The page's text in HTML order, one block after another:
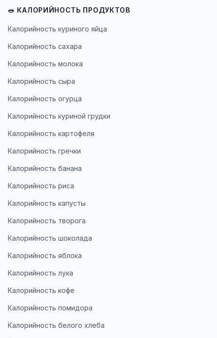
🥗 КАЛОРИЙНОСТЬ ПРОДУКТОВ
Калорийность куриного яйца
Калорийность сахара
Калорийность молока
Калорийность сыра
Калорийность огурца
Калорийность куриной грудки
Калорийность картофеля
Калорийность гречки
Калорийность банана
Калорийность риса
Калорийность капусты
Калорийность творога
Калорийность шоколада
Калорийность яблока
Калорийность лука
Калорийность кофе
Калорийность помидора
Калорийность белого хлеба